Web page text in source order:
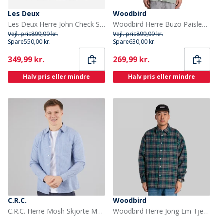
Les Deux
Les Deux Herre John Check Skjorte Dark Sand
Vejl. pris899,99 kr.
Spare550,00 kr.
Current
349,99 kr.
Halv pris eller mindre
Woodbird
Woodbird Herre Buzo Paisley Skjorte Grå Grøn Grey-Green
Vejl. pris899,99 kr.
Spare630,00 kr.
Current
269,99 kr.
Halv pris eller mindre
C.R.C.
C.R.C. Herre Mosh Skjorte Multi
Woodbird
Woodbird Herre Jong Em Tjek Skjorte Green Check